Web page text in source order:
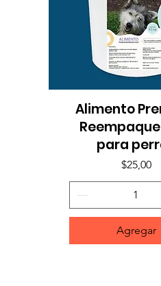
Vista rápida
Alimento
para
Precio
$25,00
Agregar